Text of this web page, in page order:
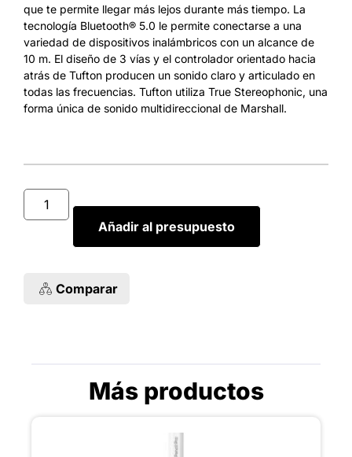
que te permite llegar más lejos durante más tiempo. La
tecnología Bluetooth® 5.0 le permite conectarse a una
variedad de dispositivos inalámbricos con un alcance de
10 m. El diseño de 3 vías y el controlador orientado hacia
atrás de Tufton producen un sonido claro y articulado en
todas las frecuencias. Tufton utiliza True Stereophonic, una
forma única de sonido multidireccional de Marshall.
Añadir al presupuesto
Comparar
Más productos